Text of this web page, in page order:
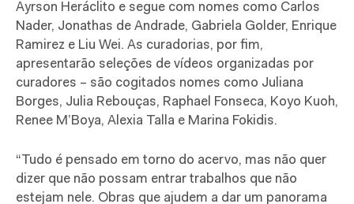
Ayrson Heráclito e segue com nomes como Carlos
Nader, Jonathas de Andrade, Gabriela Golder, Enrique
Ramirez e Liu Wei. As curadorias, por fim,
apresentarão seleções de vídeos organizadas por
curadores – são cogitados nomes como Juliana
Borges, Julia Rebouças, Raphael Fonseca, Koyo Kuoh,
Renee M’Boya, Alexia Talla e Marina Fokidis.
“Tudo é pensado em torno do acervo, mas não quer
dizer que não possam entrar trabalhos que não
estejam nele. Obras que ajudem a dar um panorama